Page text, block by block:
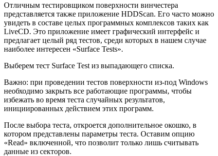
Отличным тестировщиком поверхности винчестера
представляется также приложение HDDScan. Его часто можно
увидеть в составе целых программных комплексов таких как
LiveCD. Это приложение имеет графический интерфейс и
предлагает целый ряд тестов, среди которых в нашем случае
наиболее интересен «Surface Tests».
Выберем тест Surface Test из выпадающего списка.
Важно: при проведении тестов поверхности из-под Windows
необходимо закрыть все работающие программы, чтобы
избежать во время теста случайных результатов,
инициированных действием этих программ.
После выбора теста, откроется дополнительное окошко, в
котором представлены параметры теста. Оставим опцию
«Read» включенной, что позволит только лишь считывать
данные из секторов.